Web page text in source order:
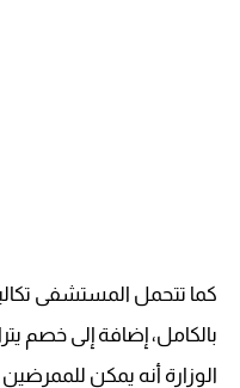
كما تتحمل المستشفى
الوزارة أنه يمكن